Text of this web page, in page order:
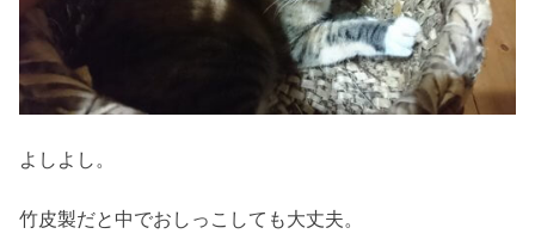
よしよし。
竹皮製だと中でおしっこしても大丈夫。